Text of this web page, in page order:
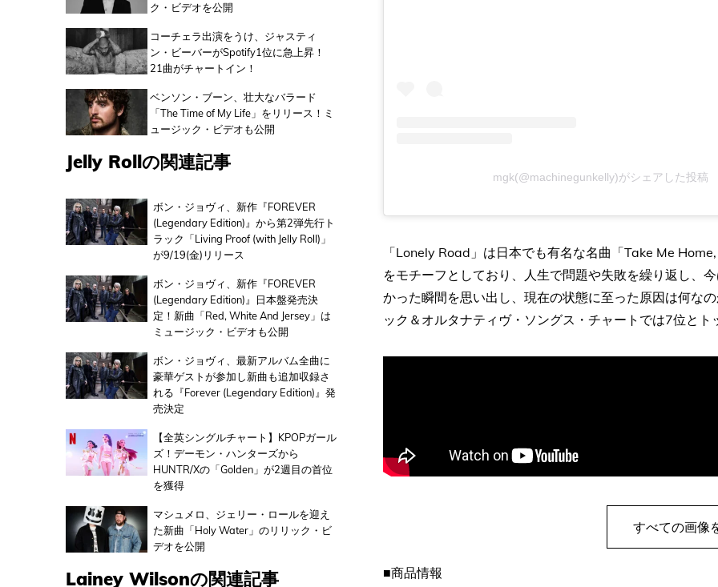
mgk(@machinegunkelly)がシェアした投稿
「Lonely Road」は日本でも有名な名曲「Take Me
をモチーフとしており、人生で問題や失敗を繰り返し、
かった瞬間を思い出し、現在の状態に至った原因は何な
ック＆オルタナティヴ・ソングス・チャートでは7位とト
すべての画像
■商品情報
ク・ビデオを公開
コーチェラ出演をうけ、ジャスティ
ン・ビーバーがSpotify1位に急上昇！
21曲がチャートイン！
ベンソン・ブーン、壮大なバラード
「The Time of My Life」をリリース！ミ
ュージック・ビデオも公開
Jelly Rollの関連記事
ボン・ジョヴィ、新作『FOREVER
(Legendary Edition)』から第2弾先行ト
ラック「Living Proof (with Jelly Roll)」
が9/19(金)リリース
ボン・ジョヴィ、新作『FOREVER
(Legendary Edition)』日本盤発売決
定！新曲「Red, White And Jersey」は
ミュージック・ビデオも公開
ボン・ジョヴィ、最新アルバム全曲に
豪華ゲストが参加し新曲も追加収録さ
れる『Forever (Legendary Edition)』発
売決定
【全英シングルチャート】KPOPガール
ズ！デーモン・ハンターズから
HUNTR/Xの「Golden」が2週目の首位
を獲得
マシュメロ、ジェリー・ロールを迎え
た新曲「Holy Water」のリリック・ビ
デオを公開
Lainey Wilsonの関連記事